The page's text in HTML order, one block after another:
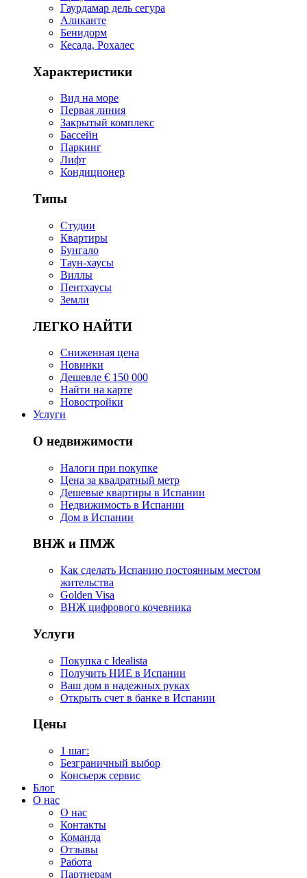
Гаурдамар дель сегура
Аликанте
Бенидорм
Кесада, Рохалес
Характеристики
Вид на море
Первая линия
Закрытый комплекс
Бассейн
Паркинг
Лифт
Кондиционер
Типы
Студии
Квартиры
Бунгало
Таун-хаусы
Виллы
Пентхаусы
Земли
ЛЕГКО НАЙТИ
Сниженная цена
Новинки
Дешевле € 150 000
Найти на карте
Новостройки
Услуги
О недвижимости
Налоги при покупке
Цена за квадратный метр
Дешевые квартиры в Испании
Hедвижимость в Испании
Дом в Испании
ВНЖ и ПМЖ
Как сделать Испанию постоянным местом
жительства
Golden Visa
ВНЖ цифрового кочевника
Услуги
Покупка с Idealista
Получить НИЕ в Испании
Ваш дом в надежных руках
Открыть счет в банке в Испании
Цены
1 шаг:
Безграничный выбор
Консьерж сервис
Блог
О нас
О нас
Контакты
Команда
Отзывы
Работа
Партнерам